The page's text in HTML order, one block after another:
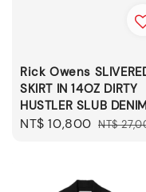
Rick Owens
SKIRT IN 14OZ DIRTY
HUSTLER SLUB
Sale
NT$ 10,800 Regular
NT$